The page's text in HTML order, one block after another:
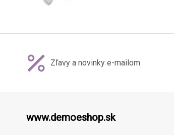
Zľavy a novinky e-mailom
www.demoeshop.sk